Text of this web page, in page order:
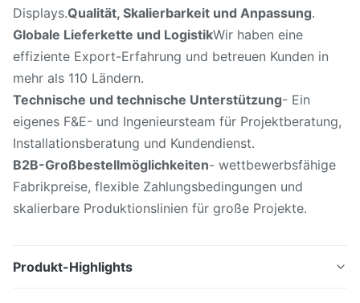
Displays.Qualität, Skalierbarkeit und Anpassung.
Globale Lieferkette und LogistikWir haben eine
effiziente Export-Erfahrung und betreuen Kunden in
mehr als 110 Ländern.
Technische und technische Unterstützung- Ein
eigenes F&E- und Ingenieursteam für Projektberatung,
Installationsberatung und Kundendienst.
B2B-Großbestellmöglichkeiten- wettbewerbsfähige
Fabrikpreise, flexible Zahlungsbedingungen und
skalierbare Produktionslinien für große Projekte.
Produkt-Highlights